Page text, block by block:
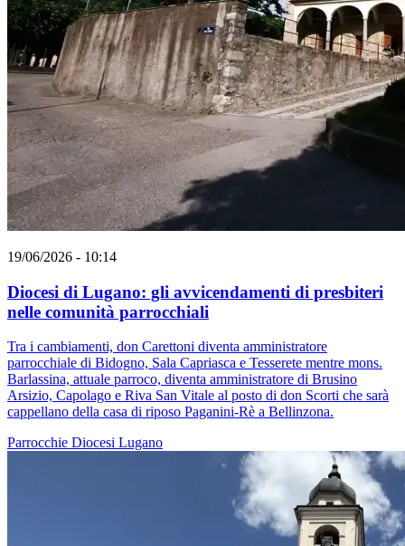
19/06/2026 - 10:14
Diocesi di Lugano: gli avvicendamenti di presbiteri
nelle comunità parrocchiali
Tra i cambiamenti, don Carettoni diventa amministratore
parrocchiale di Bidogno, Sala Capriasca e Tesserete mentre mons.
Barlassina, attuale parroco, diventa amministratore di Brusino
Arsizio, Capolago e Riva San Vitale al posto di don Scorti che sarà
cappellano della casa di riposo Paganini-Rè a Bellinzona.
Parrocchie Diocesi Lugano